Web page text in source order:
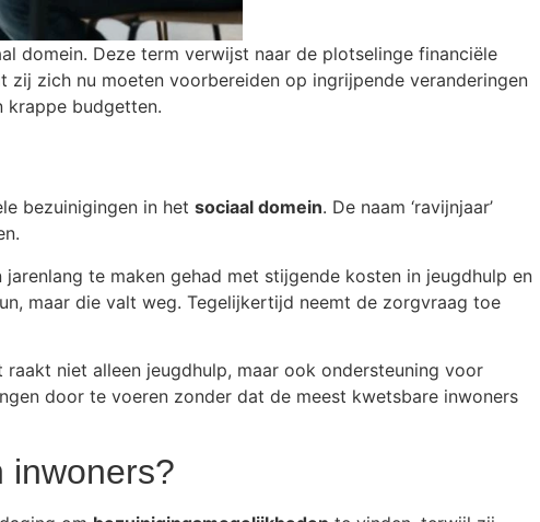
domein. Deze term verwijst naar de plotselinge financiële
zich nu moeten voorbereiden op ingrijpende veranderingen
krappe budgetten.
bezuinigingen in het sociaal domein. De naam ‘ravijnjaar’
te maken gehad met stijgende kosten in jeugdhulp en
maar die valt weg. Tegelijkertijd neemt de zorgvraag toe
niet alleen jeugdhulp, maar ook ondersteuning voor
door te voeren zonder dat de meest kwetsbare inwoners
inwoners?